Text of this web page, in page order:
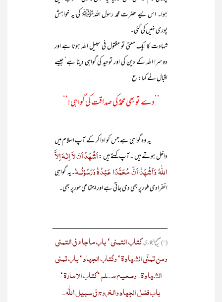
ہوا۔ اس لیے حضرت محمد رسول اللہﷺ کی یہ خواہش
پوری نہیں کی گئی۔
شہادت کا ایک معنیٰ تو مقتول فی سبیل اللہ ہونا ہے اور
دوسرا اللہ کے دین کی اور توحید کی گواہی دینا ہے‘ جیسے
اقبال نے کہا : ع
’’دے تو بھی محمدؐ کی صداقت کی گواہی!‘‘
یہ وہ گواہی ہے جس کو ادا کر کے آپ اسلام میں
داخل ہوتے ہیں ۔ آپ کہتے ہیں :اَشْھَدُ اَنْ لاَ اِلٰـہَ اِلاَّ
اللّٰہُ وَاَشْھَدُ اَنَّ مُحَمَّدًا عَبْدُہٗ وَرَسُوْلُــہٗ۔یہ گواہی
انفرادی طو رپر بھی دی جاتی ہے اور اجتماعی طورپر بھی۔
_____________________________
(۱) صحیح البخاری‘
کتاب التمنی‘ باب ما جاء فی التمنی
ومن تمنّی الشھادۃ‘ وکتاب الجھاد‘ باب تمنی
الشھادۃ۔ وصحیح مسلم‘ کتاب الامارۃ‘
باب فضل الجھاد والخروج فی سبیل اللّٰہ۔